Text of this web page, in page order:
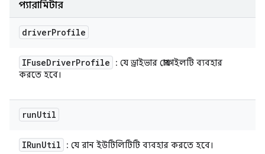
প্যারামিটার
driverProfile
IFuseDriverProfile
: যে ড্রাইভার প্রোফাইলটি ব্যবহার
করতে হবে।
runUtil
IRunUtil : যে রান ইউটিলিটিটি ব্যবহার করতে হবে।